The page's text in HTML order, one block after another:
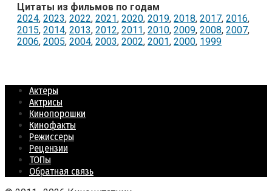
Цитаты из фильмов по годам
2024, 2023, 2022, 2021, 2020, 2019, 2018, 2017, 2016,
2015, 2014, 2013, 2012, 2011, 2010, 2009, 2008, 2007,
2006, 2005, 2004, 2003, 2002, 2001, 2000, 1999
Актеры
Актрисы
Кинопорошки
Кинофакты
Режиссеры
Рецензии
ТОПы
Обратная связь